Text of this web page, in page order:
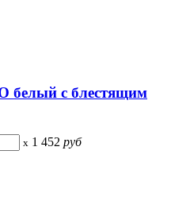
с блестящим
x 1 452 руб